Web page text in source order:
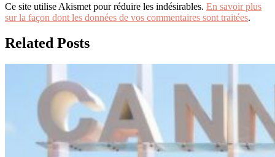
Ce site utilise Akismet pour réduire les indésirables. En savoir plus
sur la façon dont les données de vos commentaires sont traitées.
Related Posts